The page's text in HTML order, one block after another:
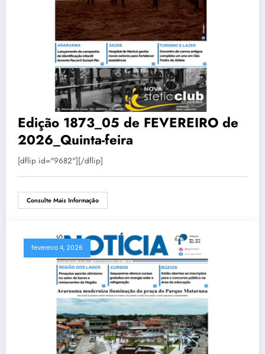
Edição 1873_05 de FEVEREIRO de
2026_Quinta-feira
[dflip id="9682"][/dflip]
Consulte Mais Informação
fevereiro 4, 2026